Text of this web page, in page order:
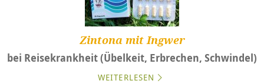
Zintona mit Ingwer
bei Reisekrankheit (Übelkeit, Erbrechen, Schwindel)
WEITERLESEN